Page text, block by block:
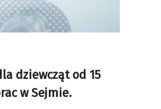
dziewcząt od 15
w Sejmie.